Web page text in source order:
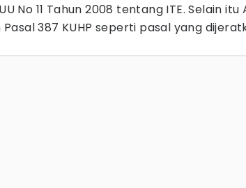
No 11 Tahun 2008 tentang ITE. Selain itu
387 KUHP seperti pasal yang